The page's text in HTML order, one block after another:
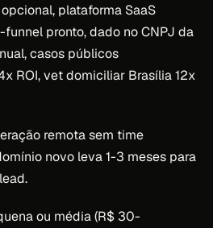
plataforma SaaS
pronto, dado no CNPJ da
casos públicos
ROI, vet domiciliar Brasília 12x
remota sem time
novo leva 1-3 meses para
ou média (R$ 30-